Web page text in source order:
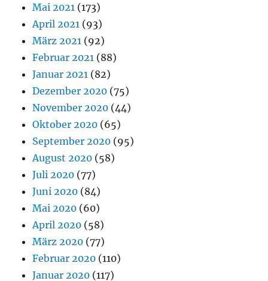
Mai 2021 (173)
April 2021 (93)
März 2021 (92)
Februar 2021 (88)
Januar 2021 (82)
Dezember 2020 (75)
November 2020 (44)
Oktober 2020 (65)
September 2020 (95)
August 2020 (58)
Juli 2020 (77)
Juni 2020 (84)
Mai 2020 (60)
April 2020 (58)
März 2020 (77)
Februar 2020 (110)
Januar 2020 (117)